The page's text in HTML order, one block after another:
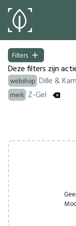
Filters
Filters
Deze filters zijn
webshop Dille &
merk Z-Gel